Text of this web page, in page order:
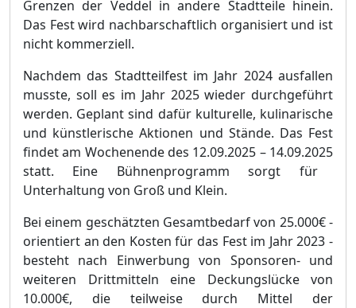
Grenzen der Veddel in andere Stadtteile hinein.
Das Fest wird nachbarschaftlich organisiert und ist
nicht kommerziell.
Nachdem das Stadtteilfest im Jahr 2024 ausfallen
musste, soll es im Jahr 2025 wieder durchgeführt
werden. Geplant sind dafür kulturelle, kulinarische
und künstlerische Aktionen und Stände. Das Fest
findet am Wochenende des 12.09.2025 –14.09.2025
statt. Eine Bühnenprogramm sorgt für
Unterhaltung von Groß und Klein.
Bei einem geschätzten Gesamtbedarf von 25.000€-
orientiert an den Kosten für das Fest im Jahr 2023 -
besteht nach Einwerbung von Sponsoren- und
weiteren Drittmitteln eine Deckungslücke von
10.000€, die teilweise durch Mittel der